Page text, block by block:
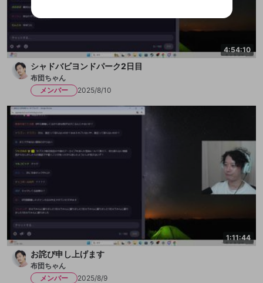
4:54:10
シャドバビヨンドパーク2日目
布団ちゃん
メンバー
2025/8/10
1:11:44
お詫び申し上げます
布団ちゃん
メンバー
2025/8/9
プライバシーポリシー・外部
に同意頂いた上
で、次にお進みください
アカウント作成
mellow-fanからのお得な情報をメールで受
け取る
プライバシーポリシー・外部
に同意頂いた上
で、次にお進みください
あとで登録
誤解を招く配信設定
ゲームの録画禁止区域の配信
改造版・海賊版ソフトの配信
政治的・宗教的・人種的な内容
その他の問題
閉じる
Discordとは？